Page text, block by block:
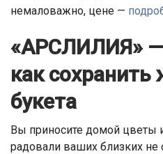
немаловажно, цене —
«АРСЛИЛИЯ»
как
букета
Вы приносите домой цветы
радовали ваших близких